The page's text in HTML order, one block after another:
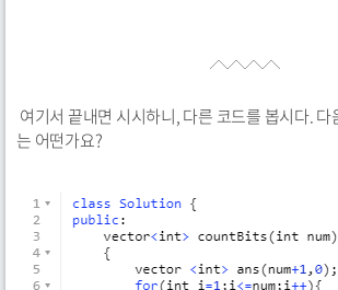
여기서 끝내면 시시하니, 다른 코드를 봅시다.
는 어떤가요?